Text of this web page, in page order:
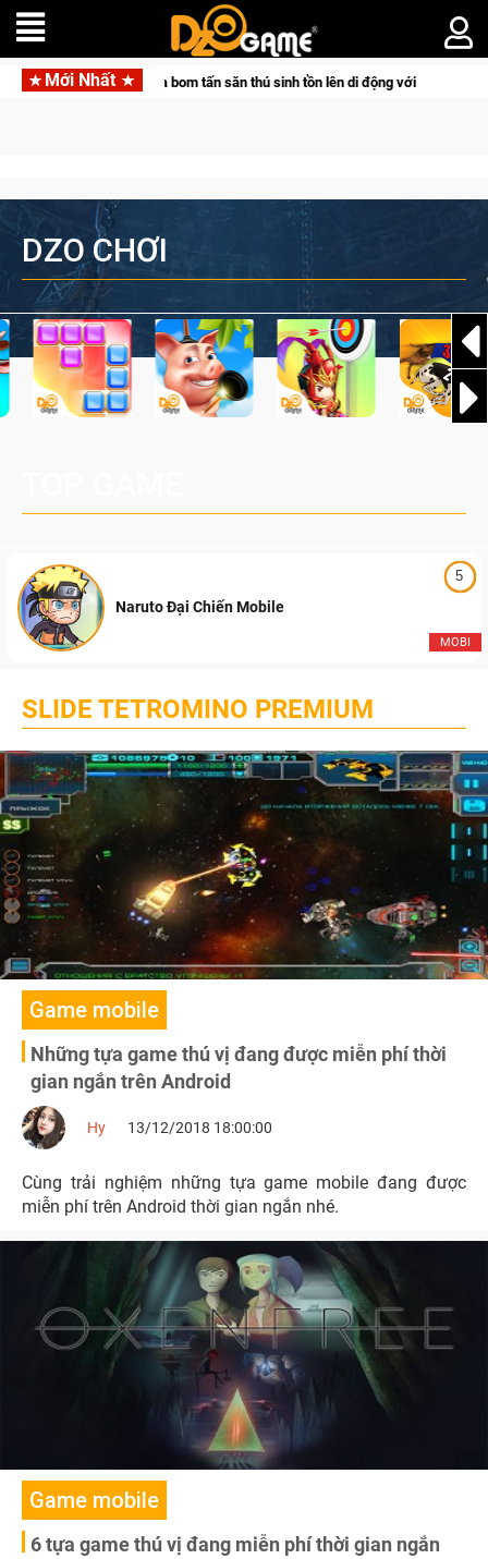
Mới Nhất
đưa bom tấn săn thú sinh tồn lên di động với tên gọi Palworld Online
DZO CHƠI
5
MOBI
Naruto Đại Chiến Mobile
SLIDE TETROMINO PREMIUM
Game mobile
Những tựa game thú vị đang được miễn phí thời
gian ngắn trên Android
Hy 13/12/2018 18:00:00
Cùng trải nghiệm những tựa game mobile đang được
miễn phí trên Android thời gian ngắn nhé.
Game mobile
6 tựa game thú vị đang miễn phí thời gian ngắn